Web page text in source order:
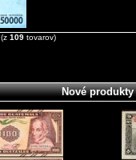
(z 109 tovarov)
Nové produkty